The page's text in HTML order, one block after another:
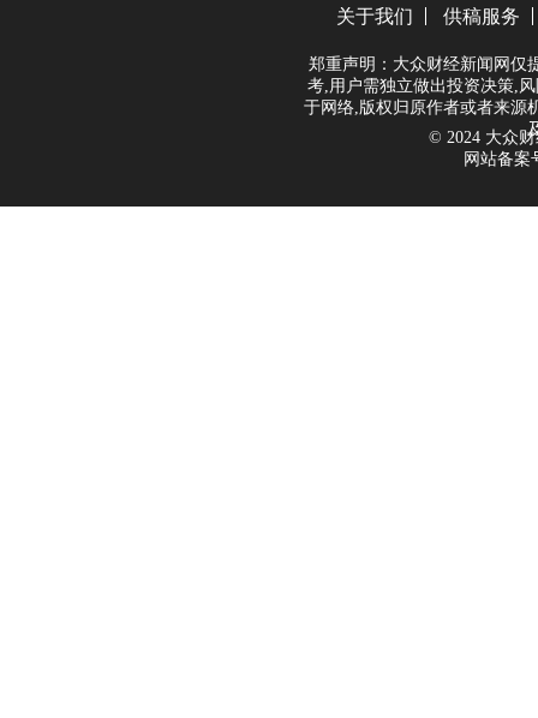
关于我们 供稿服务
郑重声明：大众财经新闻网仅
考,用户需独立做出投资决策,
于网络,版权归原作者或者来源
© 2024 大众财
网站备案